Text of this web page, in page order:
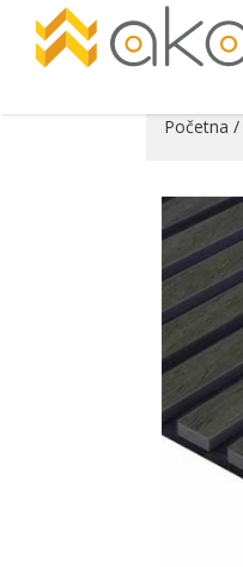
Početna /